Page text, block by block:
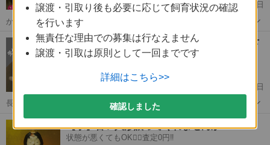
新小岩駅
3月19日
かつしかわんにゃんくらぶです この猫ちゃんの不明届けなどは 未提出
であると 各機関において 確認済みです キーちゃん♂推定3〜4歳 キジ
白 (預かりさん談) 大変人懐こい可愛い男の子です 甘えん坊さんで...
東京 葛飾区 新小岩駅 猫 3歳
甘えん坊のスコティッシュの家族になって下
さい
オス 2才10ヶ月
3月10日
長毛スコティッシュフォールド レッドタビー 血統書あります。元気で
食いしん坊の甘えん坊です。寂しがり屋ですが抱っこはあまり好きで
はありません。すごく活発で猫じゃらしやキャットタワーが大好きで
す。TVのボール球技のボールを目...
東京 葛飾区 新小岩駅 猫 スコティッシュ
【求】古い人形譲ってくれませんか？
状態が悪くてもOK🙆‍♀️査定0円‼️
譲渡・引取り後も必要に応じて飼育状況の確認
を行います
無責任な理由での募集は行なえません
譲渡・引取は原則として一回までです
詳細はこちら>>
確認しました